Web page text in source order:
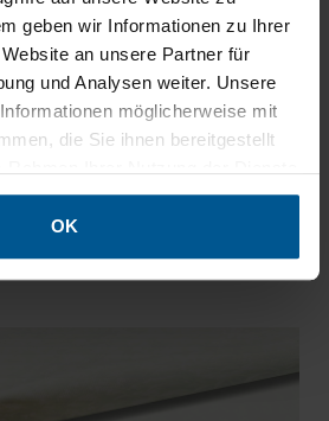
geben wir Informationen zu Ihrer
an unsere Partner für
und Analysen weiter. Unsere
möglicherweise mit
die Sie ihnen bereitgestellt
OK
Akustikstoff
„Flash“umhüllt das
Der
absolut geruchsneutral und
verarbeitet und rückseitig